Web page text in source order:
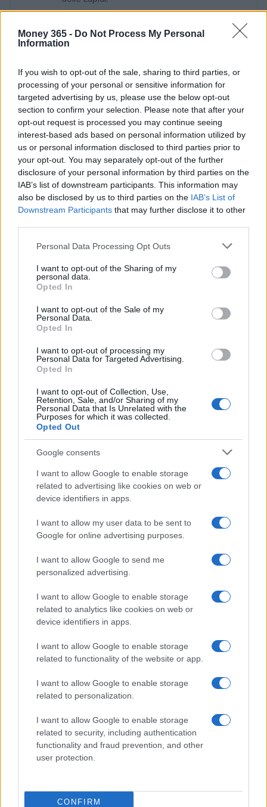
Money 365 - Do Not Process My Personal
Information
If you wish to opt-out of the sale, sharing to third parties, or
processing of your personal or sensitive information for
targeted advertising by us, please use the below opt-out
section to confirm your selection. Please note that after your
opt-out request is processed you may continue seeing
interest-based ads based on personal information utilized by
us or personal information disclosed to third parties prior to
your opt-out. You may separately opt-out of the further
disclosure of your personal information by third parties on the
IAB’s list of downstream participants. This information may
also be disclosed by us to third parties on the IAB’s List of
Downstream Participants that may further disclose it to other
Please note that this website/app uses one or more Google
not limited to your visit or usage behaviour. You may click to
grant or deny consent to Google and its third-party tags to
use your data for below specified purposes in below Google
consent section.
Personal Data Processing Opt Outs
I want to opt-out of the Sharing of my
personal data.
Opted In
I want to opt-out of the Sale of my
Personal Data.
Opted In
I want to opt-out of processing my
Personal Data for Targeted Advertising.
Opted In
I want to opt-out of Collection, Use,
Retention, Sale, and/or Sharing of my
Personal Data that Is Unrelated with the
Purposes for which it was collected.
Opted Out
Google consents
I want to allow Google to enable storage
related to advertising like cookies on web or
device identifiers in apps.
I want to allow my user data to be sent to
Google for online advertising purposes.
I want to allow Google to send me
personalized advertising.
I want to allow Google to enable storage
related to analytics like cookies on web or
device identifiers in apps.
I want to allow Google to enable storage
related to functionality of the website or app.
I want to allow Google to enable storage
related to personalization.
I want to allow Google to enable storage
related to security, including authentication
functionality and fraud prevention, and other
user protection.
CONFIRM
Continua a leggere
Borse europee in rosso: petrolio in rialzo e focus su
Edoardo Vitali · 30 Lug 2026
Come le tensioni in Medio Oriente e gli investimenti in
AI stanno influenzando l’economia globale
Francesca Spadaro · 24 Lug 2026